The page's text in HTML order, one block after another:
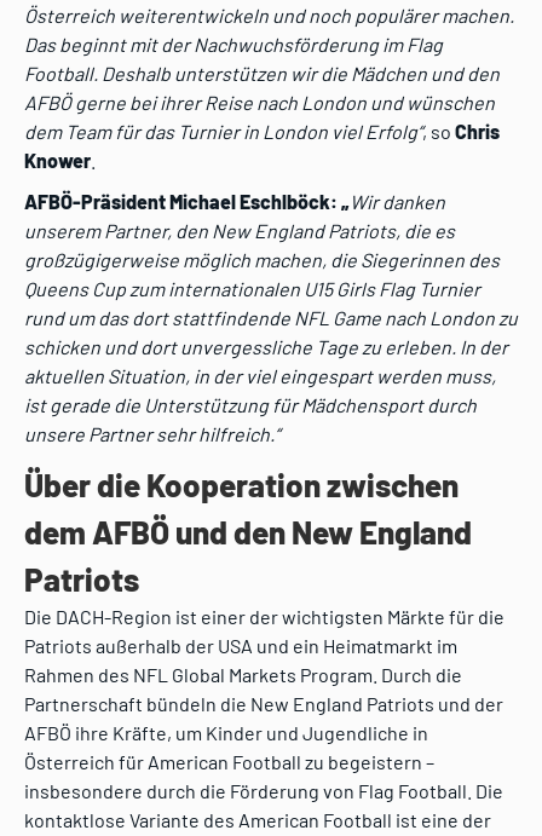
Österreich weiterentwickeln und noch populärer machen.
Das beginnt mit der Nachwuchsförderung im Flag
Football. Deshalb unterstützen wir die Mädchen und den
AFBÖ gerne bei ihrer Reise nach London und wünschen
dem Team für das Turnier in London viel Erfolg“, so Chris
Knower
AFBÖ-Präsident Michael Eschlböck: „Wir danken
unserem Partner, den New England Patriots, die es
großzügigerweise möglich machen, die Siegerinnen des
Queens Cup zum internationalen U15 Girls Flag Turnier
rund um das dort stattfindende NFL Game nach London zu
schicken und dort unvergessliche Tage zu erleben. In der
aktuellen Situation, in der viel eingespart werden muss,
ist gerade die Unterstützung für Mädchensport durch
unsere Partner sehr hilfreich.“
Über die Kooperation zwischen
dem AFBÖ und den New England
Patriots
Die DACH-Region ist einer der wichtigsten Märkte für die
Patriots außerhalb der USA und ein Heimatmarkt im
Rahmen des NFL Global Markets Program. Durch die
Partnerschaft bündeln die New England Patriots und der
AFBÖ ihre Kräfte, um Kinder und Jugendliche in
Österreich für American Football zu begeistern –
insbesondere durch die Förderung von Flag Football. Die
kontaktlose Variante des American Football ist eine der